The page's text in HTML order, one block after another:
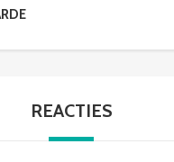
REACTIES